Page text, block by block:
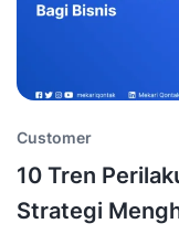
Customer
10 Tren
Strategi